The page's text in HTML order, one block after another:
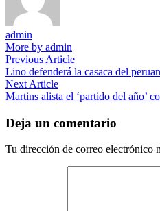
admin
More by admin
Navegación
de
entradas
Previous ArticlePrevious
article:
Lino defenderá la casaca del
Next ArticleNext
article:
Martins alista el ‘partido del año’
Deja un comentario
Tu dirección de correo electrónico